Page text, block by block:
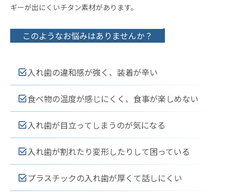
ギーが出にくいチタン素材があります。
このようなお悩みはありませんか？
入れ歯の違和感が強く、装着が辛い
食べ物の温度が感じにくく、食事が楽しめない
入れ歯が目立ってしまうのが気になる
入れ歯が割れたり変形したりして困っている
プラスチックの入れ歯が厚くて話しにくい